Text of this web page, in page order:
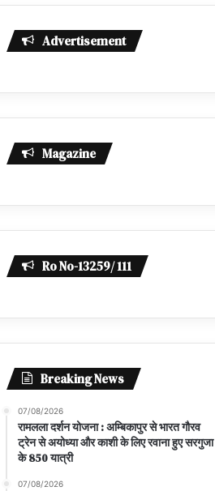
Advertisement
Magazine
Ro No-13259/ 111
Breaking News
07/08/2026
रामलला दर्शन योजना : अम्बिकापुर से भारत गौरव
ट्रेन से अयोध्या और काशी के लिए रवाना हुए सरगुजा
के 850 यात्री
07/08/2026